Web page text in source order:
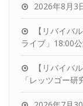
2026年8月3
【リバイバ
ライブ」18:00
【リバイバ
「レッツゴー